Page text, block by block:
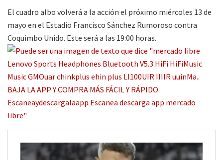
El cuadro albo volverá a la acción el próximo miércoles 13 de
mayo en el Estadio Francisco Sánchez Rumoroso contra
Coquimbo Unido. Este será a las 19:00 horas.